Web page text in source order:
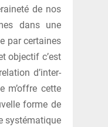
de nos
dans une
par certaines
objectif c’est
d’inter-
m’offre cette
forme de
systématique